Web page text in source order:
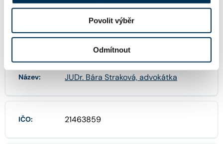
Povolit výběr
Odmítnout
Název: JUDr. Bára Straková, advokátka
IČO: 21463859